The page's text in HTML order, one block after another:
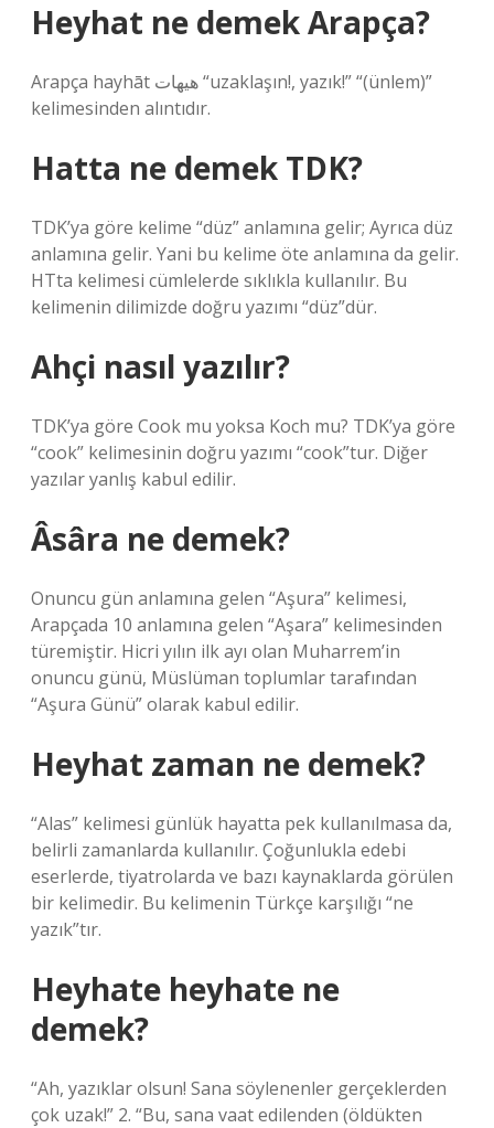
Heyhat ne demek Arapça?
Arapça hayhāt هيهات “uzaklaşın!, yazık!” “(ünlem)”
kelimesinden alıntıdır.
Hatta ne demek TDK?
TDK’ya göre kelime “düz” anlamına gelir; Ayrıca düz
anlamına gelir. Yani bu kelime öte anlamına da gelir.
HTta kelimesi cümlelerde sıklıkla kullanılır. Bu
kelimenin dilimizde doğru yazımı “düz”dür.
Ahçi nasıl yazılır?
TDK’ya göre Cook mu yoksa Koch mu? TDK’ya göre
“cook” kelimesinin doğru yazımı “cook”tur. Diğer
yazılar yanlış kabul edilir.
Âsâra ne demek?
Onuncu gün anlamına gelen “Aşura” kelimesi,
Arapçada 10 anlamına gelen “Aşara” kelimesinden
türemiştir. Hicri yılın ilk ayı olan Muharrem’in
onuncu günü, Müslüman toplumlar tarafından
“Aşura Günü” olarak kabul edilir.
Heyhat zaman ne demek?
“Alas” kelimesi günlük hayatta pek kullanılmasa da,
belirli zamanlarda kullanılır. Çoğunlukla edebi
eserlerde, tiyatrolarda ve bazı kaynaklarda görülen
bir kelimedir. Bu kelimenin Türkçe karşılığı “ne
yazık”tır.
Heyhate heyhate ne
demek?
“Ah, yazıklar olsun! Sana söylenenler gerçeklerden
çok uzak!” 2. “Bu, sana vaat edilenden (öldükten